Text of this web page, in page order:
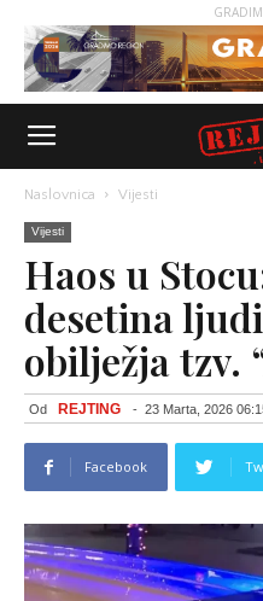
Naslovnica Vijesti
Vijesti
Haos u
desetina
obilježja tzv.
Od REJTING - 23 Marta, 2026
Facebook